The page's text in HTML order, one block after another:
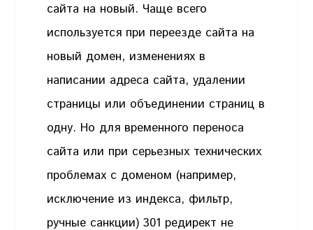
сайта на новый. Чаще всего
используется при переезде сайта на
новый домен, изменениях в
написании адреса сайта, удалении
страницы или объединении страниц в
одну. Но для временного переноса
сайта или при серьезных технических
проблемах с доменом (например,
исключение из индекса, фильтр,
ручные санкции) 301 редирект не